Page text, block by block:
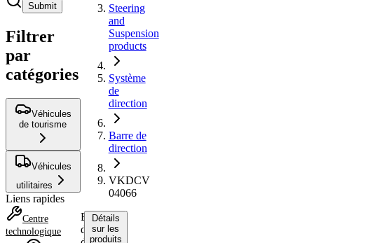
Submit
Filtrer
par
catégories
Véhicules
de tourisme
Véhicules
utilitaires
Liens rapides
Centre
technologique
Steering
and
Suspension
products
Système
de
direction
Barre de
direction
VKDCV
04066
Barre
de
Détails
sur les
produits